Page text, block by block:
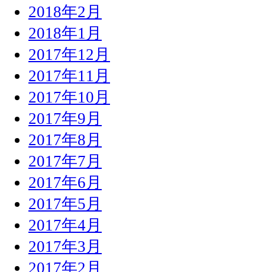
2018年2月
2018年1月
2017年12月
2017年11月
2017年10月
2017年9月
2017年8月
2017年7月
2017年6月
2017年5月
2017年4月
2017年3月
2017年2月